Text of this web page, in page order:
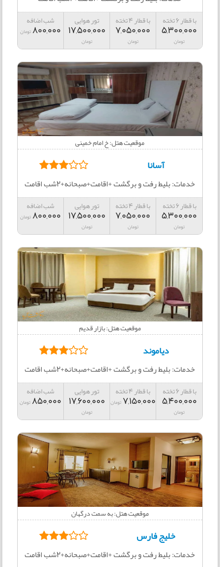
با قطار 6 تخته
5,300,000
تومان
با قطار 4 تخته
7,050,000
تومان
تور هوایی
17,500,000
تومان
شب اضافه
800,000 تومان
موقعیت هتل: خ امام خمینی
آسانا
خدمات: بلیط رفت و برگشت +اقامت+صبحانه+2شب اقامت
با قطار 6 تخته
5,300,000
تومان
با قطار 4 تخته
7,050,000
تومان
تور هوایی
17,500,000
تومان
شب اضافه
800,000 تومان
موقعیت هتل: بازار قدیم
دیاموند
خدمات: بلیط رفت و برگشت +اقامت+صبحانه+2شب اقامت
با قطار 6 تخته
5,400,000
تومان
با قطار 4 تخته
7,150,000 تومان
تور هوایی
17,600,000
تومان
شب اضافه
850,000 تومان
موقعیت هتل: به سمت درگهان
خلیج فارس
خدمات: بلیط رفت و برگشت +اقامت+صبحانه+2شب اقامت